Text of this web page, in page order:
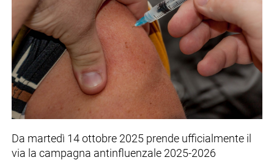
Da martedì 14 ottobre 2025 prende ufficialmente il
via la campagna antinfluenzale 2025-2026